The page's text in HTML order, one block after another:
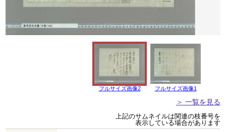
フルサイズ画像2 フルサイズ画像1
＞ 一覧を見る
上記のサムネイルは関連の枝番号を
表示している場合があります